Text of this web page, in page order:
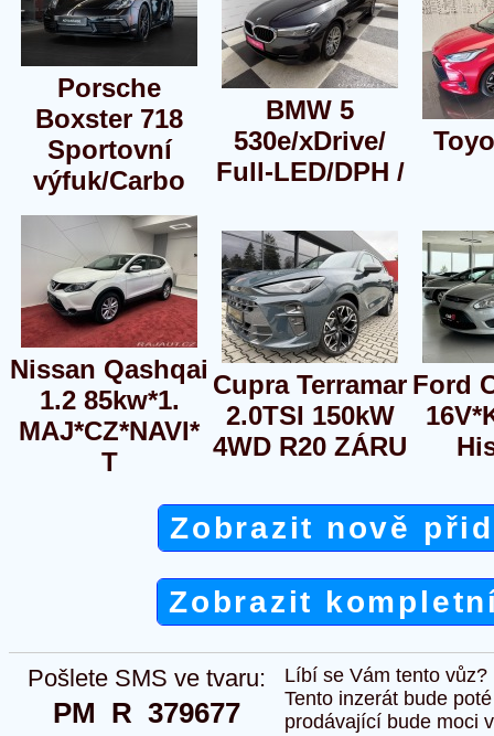
Porsche
Boxster 718
Sportovní
výfuk/Carbo
BMW 5
530e/xDrive/
Full-LED/DPH /
Nissan Qashqai
1.2 85kw*1.
MAJ*CZ*NAVI*
T
Cupra Terramar
2.0TSI 150kW
4WD R20 ZÁRU
Ford
Zobrazit nově
Zobrazit
Pošlete SMS ve tvaru:
PM  R  379677
Líbí se Vám tento
Tento inzerát bude
prodávající bude moci